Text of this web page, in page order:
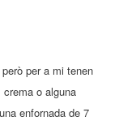
per a mi tenen
o alguna
enfornada de 7